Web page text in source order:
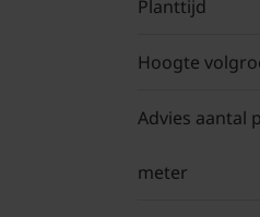
Planttijd
Hoogte
Advies aantal
meter